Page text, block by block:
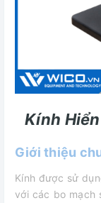
Kính
Giới thiệu
Kính được sử
với các bo mạch